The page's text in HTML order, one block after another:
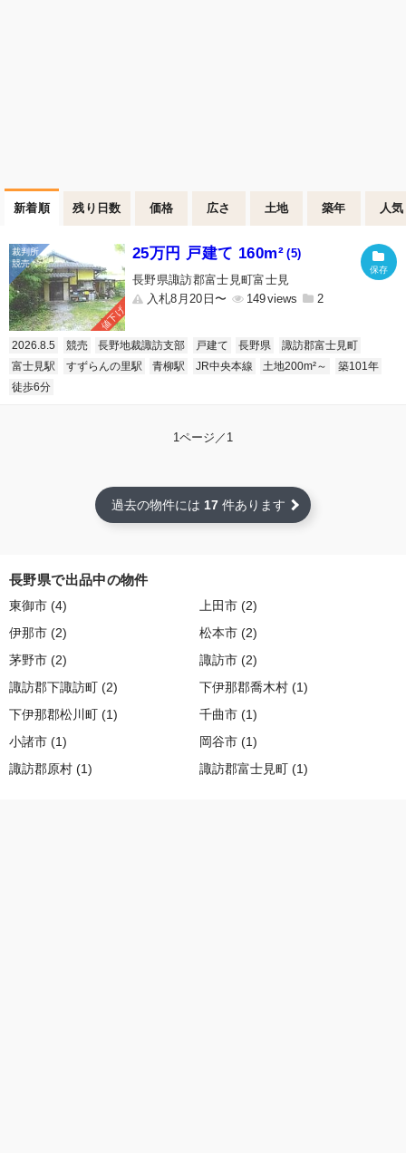
新着順 残り日数 価格 広さ 土地 築年 人気
値下げ
25万円 戸建て 160m² (5)
長野県諏訪郡富士見町富士見
入札8月20日〜
149 2
2026.8.5 競売 長野地裁諏訪支部 戸建て 長野県
諏訪郡富士見町
富士見駅
すずらんの里駅 青柳駅 JR中央本線 土地200m²～
築101年
徒歩6分
1ページ／1
過去の物件には 17 件あります
長野県で出品中の物件
東御市 (4) 上田市 (2)
伊那市 (2) 松本市 (2)
茅野市 (2) 諏訪市 (2)
諏訪郡下諏訪町 (2) 下伊那郡喬木村 (1)
下伊那郡松川町 (1) 千曲市 (1)
小諸市 (1) 岡谷市 (1)
諏訪郡原村 (1) 諏訪郡富士見町 (1)